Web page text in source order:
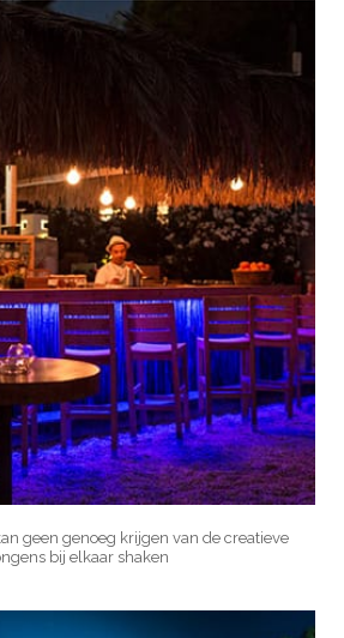
geen genoeg krijgen van de creatieve
bij elkaar shaken